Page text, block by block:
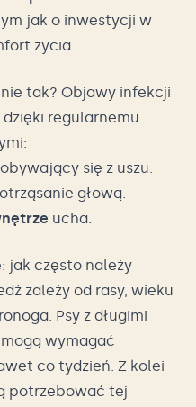
jak o inwestycji w
życia.
tak? Objawy infekcji
regularnemu
się z uszu.
głową.
ucha.
jak często należy
zależy od rasy, wieku
Psy z długimi
wymagać
co tydzień. Z kolei
potrzebować tej